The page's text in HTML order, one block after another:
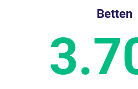
Betten